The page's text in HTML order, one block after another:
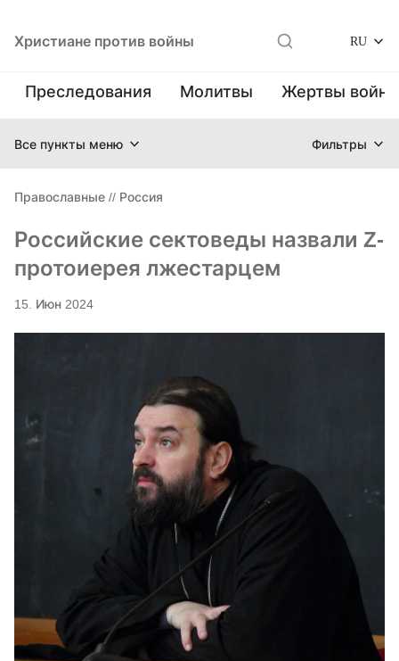
Христиане против войны RU
Преследования Молитвы Жертвы
Все пункты меню Фильтры
Православные // Россия
Российские сектоведы назвали Z-
протоиерея лжестарцем
15. Июн 2024